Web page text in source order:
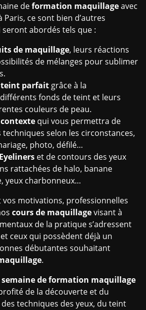
deformation maquillageavec
Paris, ce sont bien d’autres
abordés tels que :
de maquillage, leurs réactions
de mélanges pour sublimer
teint parfait grâce à la
fonds de teint et leurs
couleurs de peau.
qui vous permettra de
selon les circonstances,
photo, défilé…
et de contours des yeux
rattachées de halo, banane
yeux charbonneux…
vos motivations, professionnelles
cours de maquillagevisant à
de la pratique s’adressent
ceux qui possèdent déjà un
débutantes souhaitant
.
semaine de formation maquillage
de la découverte et du
techniques des yeux, du teint